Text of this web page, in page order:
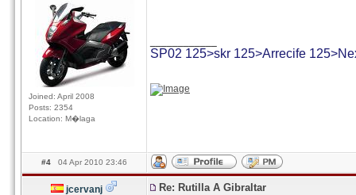
Joined: April 2008
Posts: 2354
Location: M�laga
SP02 125>skr 125>Arrecife
#4 04 Apr 2010 23:46
jcervanj Re: Rutilla A Gibraltar